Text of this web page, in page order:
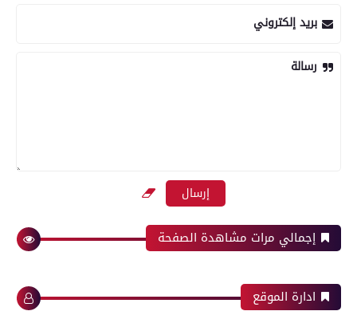
بريد إلكتروني
رسالة
إجمالي مرات مشاهدة الصفحة
ادارة الموقع